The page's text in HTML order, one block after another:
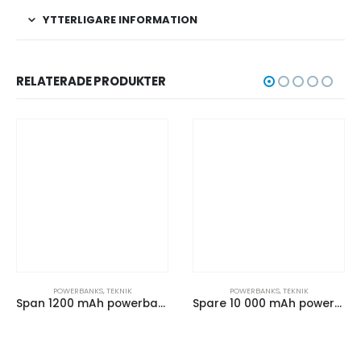
YTTERLIGARE INFORMATION
RELATERADE PRODUKTER
POWERBANKS,TEKNIK
Span 1200 mAh powerbank
POWERBANKS,TEKNIK
Spare 10 000 mAh powerbank